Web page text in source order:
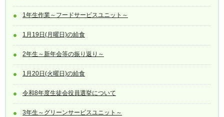
1年生作業～フードサービスユニット～
1月19日(月曜日)の給食
2年生～新年会等の振り返り～
1月20日(火曜日)の給食
令和8年度生徒会役員選挙について
3年生～グリーンサービスユニット～